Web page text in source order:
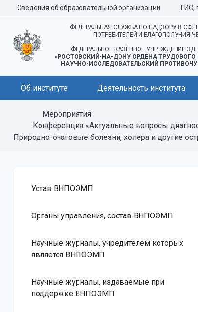
Сведения об образовательной организации ГИС,
ФЕДЕРАЛЬНАЯ СЛУЖБА ПО НАДЗОРУ В
ПОТРЕБИТЕЛЕЙ И БЛАГОПОЛУЧИЯ
ФЕДЕРАЛЬНОЕ КАЗЁННОЕ УЧРЕЖДЕНИЕ
«РОСТОВСКИЙ-НА-ДОНУ ОРДЕНА ТРУДОВОГО
НАУЧНО-ИССЛЕДОВАТЕЛЬСКИЙ
Об институте Деятельность института
Мероприятия
Конференция «Актуальные вопросы
Природно-очаговые болезни, холера и другие
Устав ВНПОЭМП
Органы управления, состав ВНПОЭМП
Научные журналы, учредителем которых
является ВНПОЭМП
Научные журналы, издаваемые при
поддержке ВНПОЭМП